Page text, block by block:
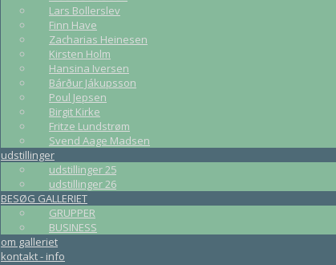
Lars Bollerslev
Finn Have
Zacharias Heinesen
Kirsten Holm
Hansina Iversen
Bárður Jákupsson
Poul Jepsen
Birgit Kirke
Fritze Lundstrøm
Svend Aage Madsen
udstillinger
udstillinger 25
udstillinger 26
BESØG GALLERIET
GRUPPER
BUSINESS
om galleriet
kontakt - info